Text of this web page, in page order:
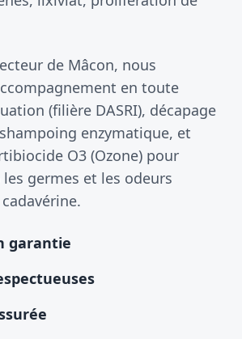
de Mâcon, nous
en toute
(filière DASRI), décapage
enzymatique, et
O3 (Ozone) pour
germes et les odeurs
garantie